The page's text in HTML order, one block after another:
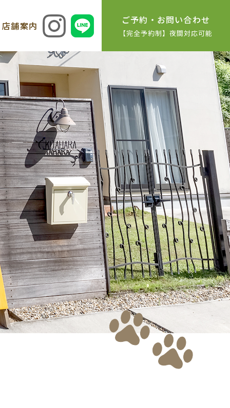
店舗案内 ご予約・お問い合わせ
【完全予約制】夜間対応可能